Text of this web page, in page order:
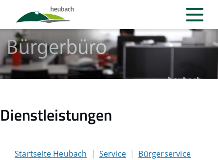
Dienstleistungen
Startseite Heubach Service
Bürgerservice